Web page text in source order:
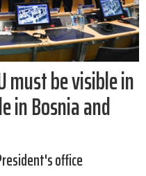
must be visible in
in Bosnia and
office